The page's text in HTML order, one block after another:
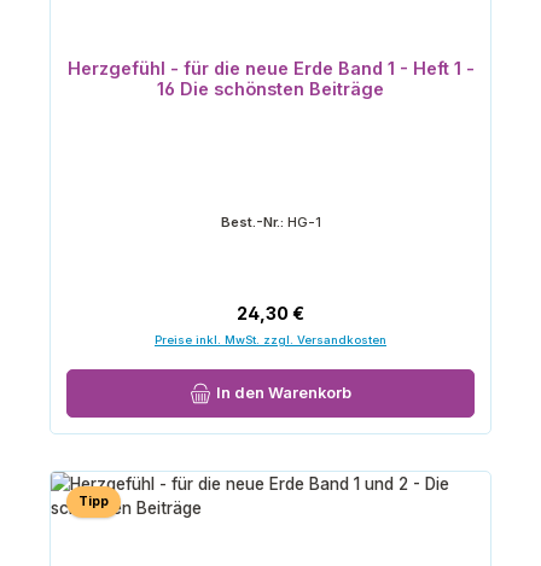
Herzgefühl - für die neue Erde Band 1 - Heft 1 -
16 Die schönsten Beiträge
Best.-Nr.: HG-1
Regulärer Preis:
24,30 €
Preise inkl. MwSt. zzgl. Versandkosten
In den Warenkorb
Tipp